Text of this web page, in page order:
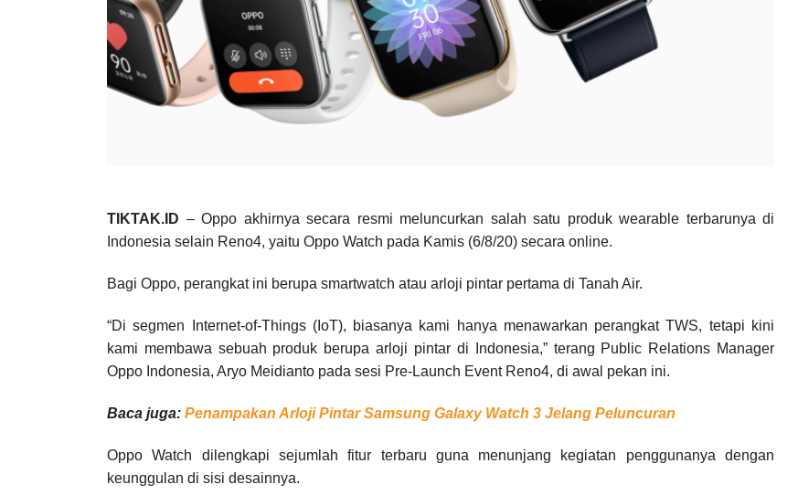
TIKTAK.ID – Oppo akhirnya secara resmi meluncurkan salah satu produk wearable terbarunya di
Indonesia selain Reno4, yaitu Oppo Watch pada Kamis (6/8/20) secara online.
Bagi Oppo, perangkat ini berupa smartwatch atau arloji pintar pertama di Tanah Air.
“Di segmen Internet-of-Things (IoT), biasanya kami hanya menawarkan perangkat TWS, tetapi kini
kami membawa sebuah produk berupa arloji pintar di Indonesia,” terang Public Relations Manager
Oppo Indonesia, Aryo Meidianto pada sesi Pre-Launch Event Reno4, di awal pekan ini.
Baca juga: Penampakan Arloji Pintar Samsung Galaxy Watch 3 Jelang Peluncuran
Oppo Watch dilengkapi sejumlah fitur terbaru guna menunjang kegiatan penggunanya dengan
keunggulan di sisi desainnya.